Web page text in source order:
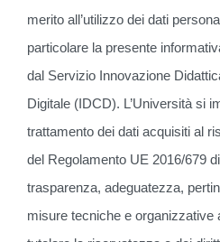
merito all’utilizzo dei dati
particolare la presente
dal Servizio Innovazione
Digitale (IDCD). L’Università si
trattamento dei dati acquisiti al
del Regolamento UE 2016/679
trasparenza, adeguatezza,
misure tecniche e organizzative